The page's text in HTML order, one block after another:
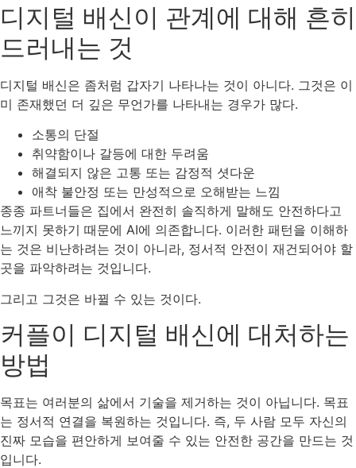
디지털 배신이 관계에 대해 흔히
드러내는 것
디지털 배신은 좀처럼 갑자기 나타나는 것이 아니다. 그것은 이
미 존재했던 더 깊은 무언가를 나타내는 경우가 많다.
소통의 단절
취약함이나 갈등에 대한 두려움
해결되지 않은 고통 또는 감정적 셧다운
애착 불안정 또는 만성적으로 오해받는 느낌
종종 파트너들은 집에서 완전히 솔직하게 말해도 안전하다고
느끼지 못하기 때문에 AI에 의존합니다. 이러한 패턴을 이해하
는 것은 비난하려는 것이 아니라, 정서적 안전이 재건되어야 할
곳을 파악하려는 것입니다.
그리고 그것은 바뀔 수 있는 것이다.
커플이 디지털 배신에 대처하는
방법
목표는 여러분의 삶에서 기술을 제거하는 것이 아닙니다. 목표
는 정서적 연결을 복원하는 것입니다. 즉, 두 사람 모두 자신의
진짜 모습을 편안하게 보여줄 수 있는 안전한 공간을 만드는 것
입니다.